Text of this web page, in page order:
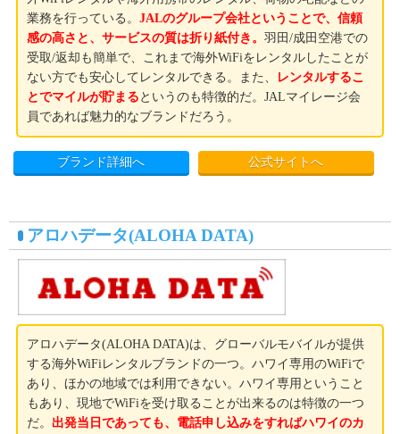
業務を行っている。JALのグループ会社ということで、信頼
感の高さと、サービスの質は折り紙付き。羽田/成田空港での
受取/返却も簡単で、これまで海外WiFiをレンタルしたことが
ない方でも安心してレンタルできる。また、
レンタルするこ
とでマイルが貯まる というのも特徴的だ。JALマイレージ会
員であれば魅力的なブランドだろう。
ブランド詳細へ 公式サイトへ
アロハデータ(ALOHA DATA)
アロハデータ(ALOHA DATA)は、グローバルモバイルが提供
する海外WiFiレンタルブランドの一つ。ハワイ専用のWiFiで
あり、ほかの地域では利用できない。ハワイ専用ということ
もあり、現地でWiFiを受け取ることが出来るのは特徴の一つ
だ。 出発当日であっても、電話申し込みをすればハワイのカ